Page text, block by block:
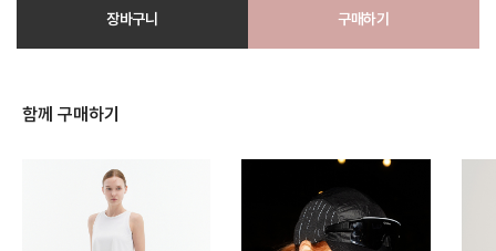
장바구니 구매하기
함께 구매하기